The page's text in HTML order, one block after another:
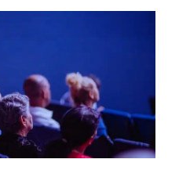
bien organiser un congrès ?